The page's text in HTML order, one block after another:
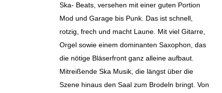
Ska- Beats, versehen mit einer guten Portion
Mod und Garage bis Punk. Das ist schnell,
rotzig, frech und macht Laune. Mit viel Gitarre,
Orgel sowie einem dominanten Saxophon, das
die nötige Bläserfront ganz alleine aufbaut.
Mitreißende Ska Musik, die längst über die
Szene hinaus den Saal zum Brodeln bringt. Von